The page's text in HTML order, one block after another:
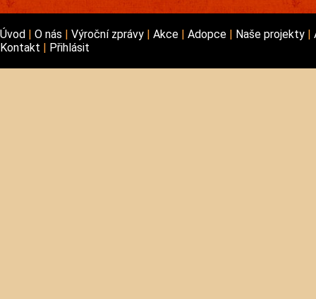
Úvod O nás Výroční zprávy Akce Adopce Naše projekty
Kontakt
Přihlásit